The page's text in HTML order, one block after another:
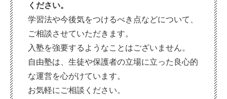
ください。
学習法や今後気をつけるべき点などについて、
ご相談させていただきます。
入塾を強要するようなことはございません。
自由塾は、生徒や保護者の立場に立った良心的
な運営を心がけています。
お気軽にご相談ください。